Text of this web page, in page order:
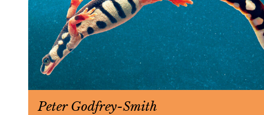
Peter Godfrey-Smith